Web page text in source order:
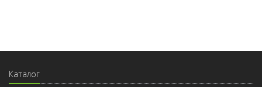
Каталог